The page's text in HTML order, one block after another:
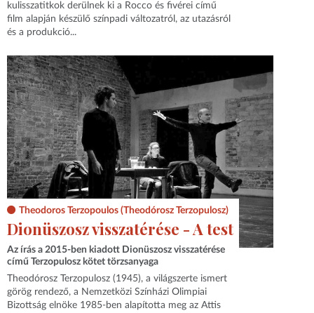
kulisszatitkok derülnek ki a Rocco és fivérei című
film alapján készülő színpadi változatról, az utazásról
és a produkció...
Theodoros Terzopoulos (Theodórosz Terzopulosz)
Dionüszosz visszatérése - A test
Az írás a 2015-ben kiadott Dionüszosz visszatérése
című Terzopulosz kötet törzsanyaga
Theodórosz Terzopulosz (1945), a világszerte ismert
görög rendező, a Nemzetközi Színházi Olimpiai
Bizottság elnöke 1985-ben alapította meg az Attis